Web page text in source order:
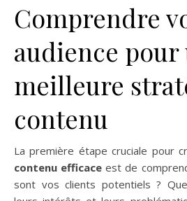
Comprendre
audience pour
meilleure
contenu
La première étape cruciale pour
contenu efficace est de
sont vos clients potentiels ?